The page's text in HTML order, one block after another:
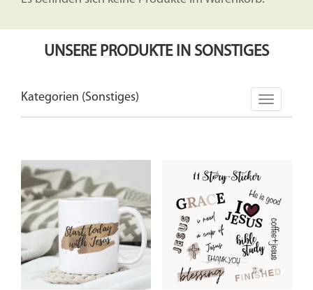
UNSERE PRODUKTE IN SONSTIGES
Kategorien (Sonstiges)